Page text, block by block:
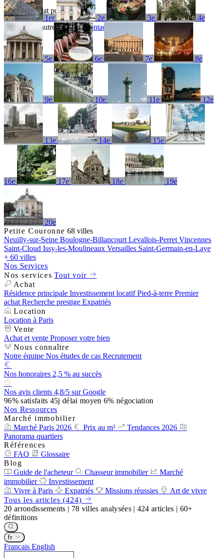
1er 2e 3e 4e
5e 6e 7e 8e
9e 10e 11e 12e
13e 14e 15e
16e 17e 18e 19e
20e
Petite Couronne 68 villes
Neuilly-sur-Seine Boulogne-Billancourt Levallois-Perret Vincennes
Saint-Cloud Issy-les-Moulineaux Versailles Saint-Germain-en-Laye
+ 60 villes
Nos Services
Nos services Tout voir
Achat
Résidence principale Investissement locatifPied-à-terre Premier
achat Recherche prestige Expatriés
Location
Location à Paris
Vente
Achat et vente Proposer votre bien
Nous connaître
Notre équipe Nos études de cas Recrutement
Nos honoraires 2,5 % au succès
Nos avis clients 4,8/5 sur Google
96%satisfaits 45j délai moyen 6% négociation
Nos Ressources
Marché immobilier
Marché Paris 2026
Prix au m²
Tendances 2026
Panorama quartiers
Références
FAQ
Glossaire
Blog
Guide de l'acheteur
Chasseur immobilier
Marché
immobilier
Investissement
Vivre à Paris
Expatriés Missions réussies
Art de vivre
Tous les articles (424)
20 arrondissements | 78 villes analysées | 424 articles | 60+
définitions
fr
Français English
Aucun résultat pour
Essayez un autre terme oucontactez-nous